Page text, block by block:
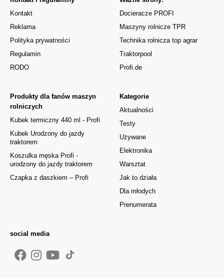
Kontakt
Reklama
Polityka prywatności
Regulamin
RODO
Kategorie
Aktualności
Testy
Używane
Elektronika
Warsztat
Jak to działa
Dla młodych
Prenumerata
Produkty dla fanów maszyn
rolniczych
Kubek termiczny 440 ml - Profi
Kubek Urodzony do jazdy
traktorem
Koszulka męska Profi -
urodzony do jazdy traktorem
Czapka z daszkiem – Profi
Docieracze PROFI
Maszyny rolnicze TPR
Technika rolnicza top agrar
Traktorpool
Profi.de
social media